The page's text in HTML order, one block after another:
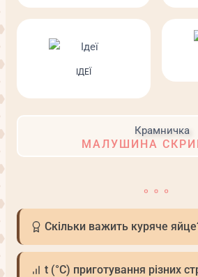
ІДЕЇ
МАЛУШИНА
Скільки важить куряче
t (°С) приготування різних